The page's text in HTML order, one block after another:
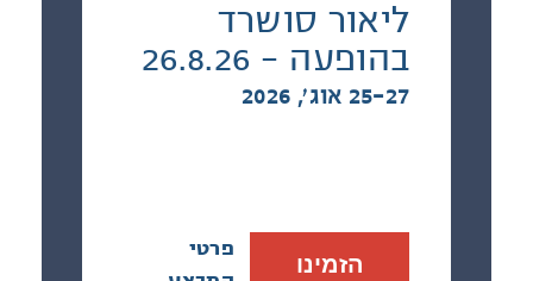
ליאור סושרד
בהופעה - 26.8.26
25-27 אוג׳, 2026
הזמינו
פרטי